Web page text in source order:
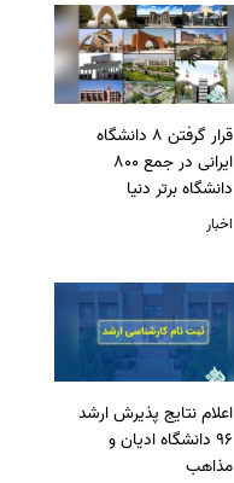
قرار گرفتن 8 دانشگاه
ایرانی در جمع 800
دانشگاه برتر دنیا
اخبار
اعلام نتایج پذیرش ارشد
96 دانشگاه ادیان و
مذاهب